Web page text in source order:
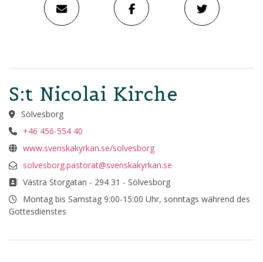
S:t Nicolai Kirche
Sölvesborg
+46 456-554 40
www.svenskakyrkan.se/solvesborg
solvesborg.pastorat@svenskakyrkan.se
Västra Storgatan - 294 31 - Sölvesborg
Montag bis Samstag 9:00-15:00 Uhr, sonntags während des
Gottesdienstes